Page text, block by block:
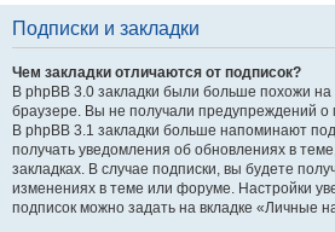
Подписки и закладки
Чем закладки отличаются от подписок?
В phpBB 3.0 закладки были больше похожи
браузере. Вы не получали предупреждений
В phpBB 3.1 закладки больше напоминают
получать уведомления об обновлениях в
закладках. В случае подписки, вы будете
изменениях в теме или форуме. Настройки
подписок можно задать на вкладке «Личные